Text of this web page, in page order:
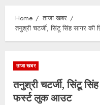
Home
ताजा खबर
तनुश्री चटर्जी, सिंटू सिंह सागर
ताजा खबर
तनुश्री चटर्जी, सिंटू
फर्स्ट लुक आउट